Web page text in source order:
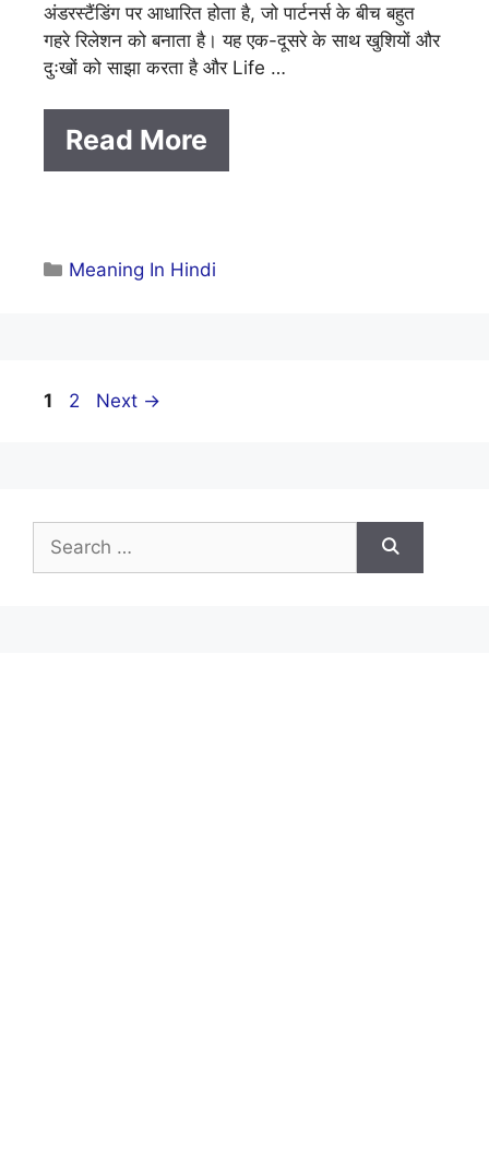
अंडरस्टैंडिंग पर आधारित होता है, जो पार्टनर्स के बीच बहुत
गहरे रिलेशन को बनाता है। यह एक-दूसरे के साथ खुशियों और
दुःखों को साझा करता है और Life …
Read More
Categories
Meaning In Hindi
Page
1 Page
2 Next →
for: